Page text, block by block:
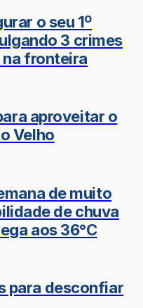
o seu 1º
3 crimes
na fronteira
aproveitar o
Velho
de muito
de chuva
aos 36°C
para desconfiar